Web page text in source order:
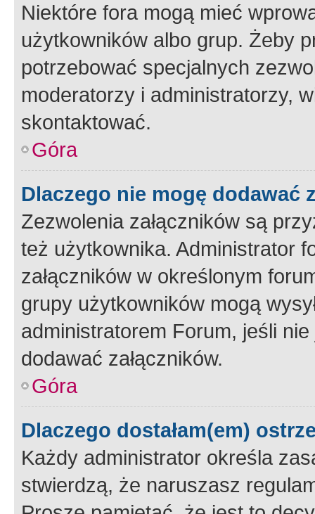
Niektóre fora mogą mieć
użytkowników albo grup. Żeby
potrzebować specjalnych
moderatorzy i administratorzy,
skontaktować.
Góra
Dlaczego nie mogę dodawać
Zezwolenia załączników są
też użytkownika. Administrator
załączników w określonym
grupy użytkowników mogą
administratorem Forum, jeśli
dodawać załączników.
Góra
Dlaczego dostałam(em)
Każdy administrator określa
stwierdzą, że naruszasz